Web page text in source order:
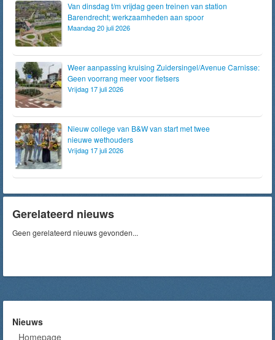
Van dinsdag t/m vrijdag geen treinen van station
Barendrecht; werkzaamheden aan spoor
Maandag 20 juli 2026
Weer aanpassing kruising Zuidersingel/Avenue Carnisse:
Geen voorrang meer voor fietsers
Vrijdag 17 juli 2026
Nieuw college van B&W van start met twee
nieuwe wethouders
Vrijdag 17 juli 2026
Gerelateerd nieuws
Geen gerelateerd nieuws gevonden...
Nieuws
Homepage